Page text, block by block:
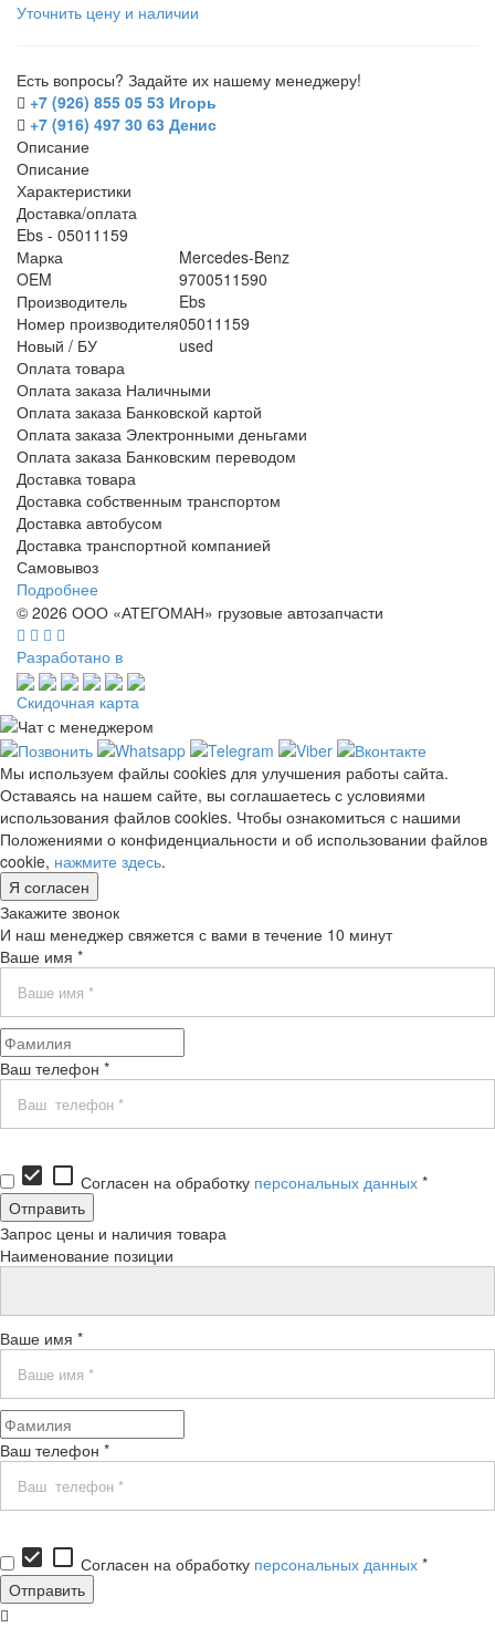
Уточнить цену и наличии
Есть вопросы? Задайте их нашему менеджеру!
+7 (926) 855 05 53 Игорь
+7 (916) 497 30 63 Денис
Описание
Описание
Характеристики
Доставка/оплата
Ebs - 05011159
Марка
Mercedes-Benz
OEM
9700511590
Производитель
Ebs
Номер производителя05011159
Новый / БУ
used
Оплата товара
Оплата заказа Наличными
Оплата заказа Банковской картой
Оплата заказа Электронными деньгами
Оплата заказа Банковским переводом
Доставка товара
Доставка собственным транспортом
Доставка автобусом
Доставка транспортной компанией
Самовывоз
Подробнее
© 2026 ООО «АТЕГОМАН» грузовые автозапчасти
Разработано в
Скидочная карта
Мы используем файлы cookies для улучшения работы сайта.
Оставаясь на нашем сайте, вы соглашаетесь с условиями
использования файлов cookies. Чтобы ознакомиться с нашими
Положениями о конфиденциальности и об использовании файлов
cookie, нажмите здесь.
Я согласен
Закажите звонок
И наш менеджер свяжется с вами в течение 10 минут
Ваше имя *
Ваш телефон *
check_box check_box_outline_blank Согласен на обработку персональных данных *
Запрос цены и наличия товара
Наименование позиции
Ваше имя *
Ваш телефон *
check_box check_box_outline_blank Согласен на обработку персональных данных *